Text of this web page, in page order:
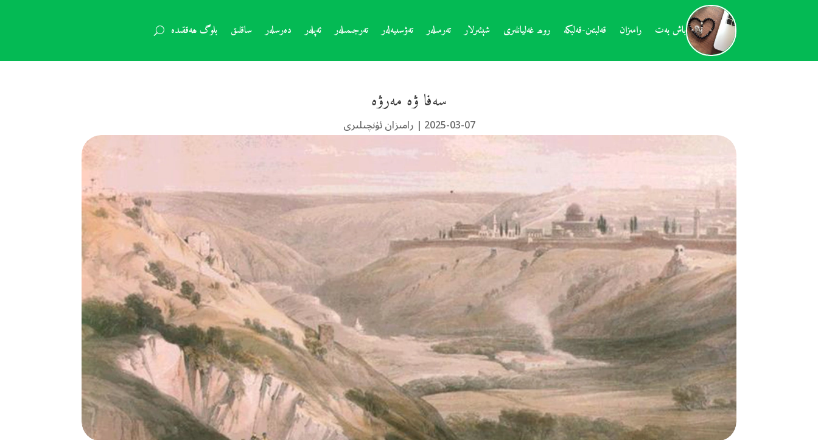
باش بەت رامىزان قەلبتىن-قەلبكە روھ غەليانلىرى شېئىرلار تەرمىلەر تەۋسىيەلەر تەرجىمىلەر ئەپلەر دەرسلەر ساقلىق بلوگ ھەققىدە
سەفا ۋە مەرۋە
2025-03-07
| رامىزان ئۈنچىلىرى